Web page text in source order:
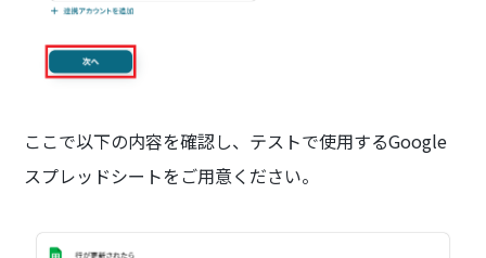
ここで以下の内容を確認し、テストで使用するGoogle
スプレッドシートをご用意ください。